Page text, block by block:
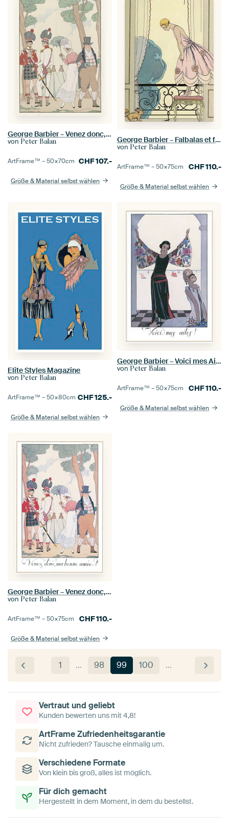
George Barbier – Venez donc, ma bonne amie ! (1922)
von Peter Balan
ArtFrame™ –50×70cm CHF107.-
Größe & Material selbst wählen
George Barbier – Falbalas et fanfreluches, La Souris (1925)
von Peter Balan
ArtFrame™ –50×75cm CHF110.-
Größe & Material selbst wählen
Elite Styles Magazine
von Peter Balan
ArtFrame™ –50×80cm CHF125.-
Größe & Material selbst wählen
George Barbier – Voici mes Ailes!
von Peter Balan
ArtFrame™ –50×75cm CHF110.-
Größe & Material selbst wählen
George Barbier – Venez donc, ma Bonne Amie!
von Peter Balan
ArtFrame™ –50×75cm CHF110.-
Größe & Material selbst wählen
1 … 98 99 100 …
Vertraut und geliebt
Kunden bewerten uns mit 4,8!
ArtFrame Zufriedenheitsgarantie
Nicht zufrieden? Tausche einmalig um.
Verschiedene Formate
Von klein bis groß, alles ist möglich.
Für dich gemacht
Hergestellt in dem Moment, in dem du bestellst.